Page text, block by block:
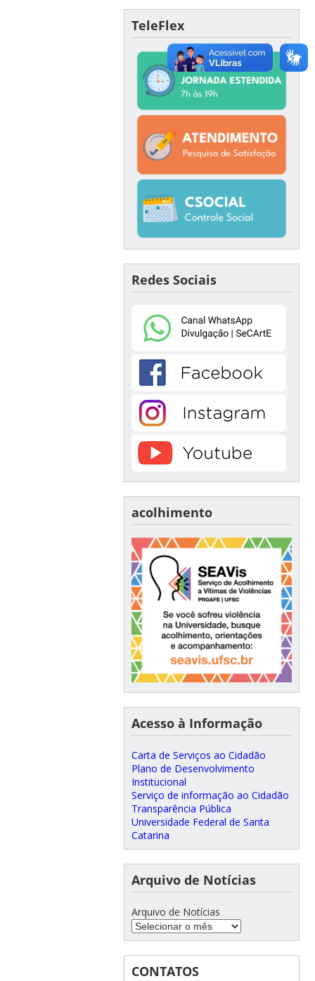
TeleFlex
Redes Sociais
acolhimento
Acesso à Informação
Carta de Serviços ao Cidadão
Plano de Desenvolvimento
Institucional
Serviço de informação ao Cidadão
Transparência Pública
Universidade Federal de Santa
Catarina
Arquivo de Notícias
Arquivo de Notícias
CONTATOS